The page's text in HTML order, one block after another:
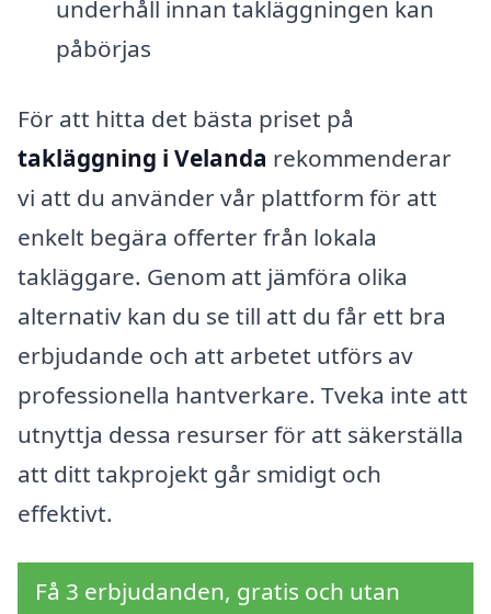
underhåll innan takläggningen kan
påbörjas
För att hitta det bästa priset på
takläggning i Velanda rekommenderar
vi att du använder vår plattform för att
enkelt begära offerter från lokala
takläggare. Genom att jämföra olika
alternativ kan du se till att du får ett bra
erbjudande och att arbetet utförs av
professionella hantverkare. Tveka inte att
utnyttja dessa resurser för att säkerställa
att ditt takprojekt går smidigt och
effektivt.
Få 3 erbjudanden, gratis och utan